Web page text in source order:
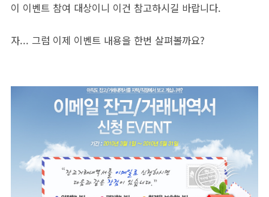
이 이벤트 참여 대상이니 이건 참고하시길 바랍니다.
자... 그럼 이제 이벤트 내용을 한번 살펴볼까요?